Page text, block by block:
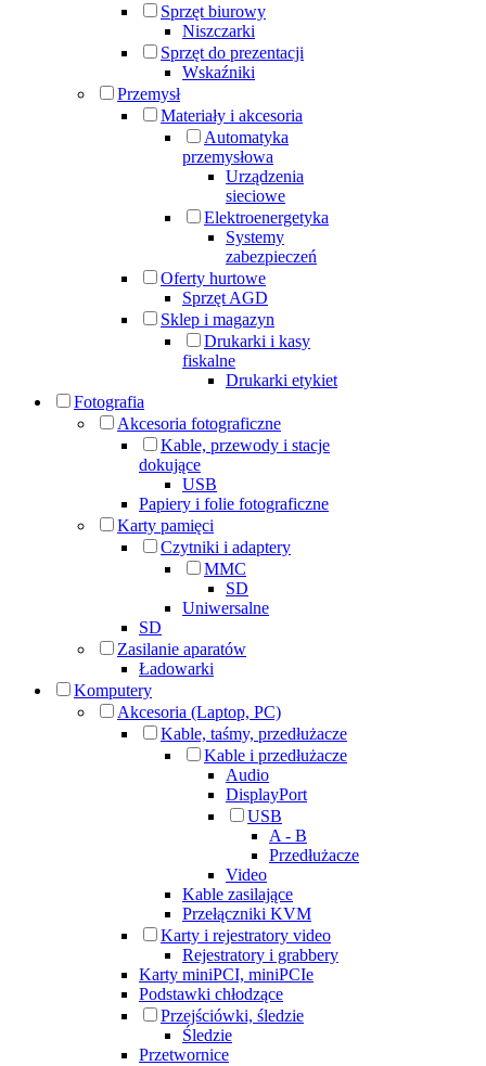
Sprzęt biurowy
Niszczarki
Sprzęt do prezentacji
Wskaźniki
Przemysł
Materiały i akcesoria
Automatyka
przemysłowa
Urządzenia
sieciowe
Elektroenergetyka
Systemy
zabezpieczeń
Oferty hurtowe
Sprzęt AGD
Sklep i magazyn
Drukarki i kasy
fiskalne
Drukarki etykiet
Fotografia
Akcesoria fotograficzne
Kable, przewody i stacje
dokujące
USB
Papiery i folie fotograficzne
Karty pamięci
Czytniki i adaptery
MMC
SD
Uniwersalne
SD
Zasilanie aparatów
Ładowarki
Komputery
Akcesoria (Laptop, PC)
Kable, taśmy, przedłużacze
Kable i przedłużacze
Audio
DisplayPort
USB
A - B
Przedłużacze
Video
Kable zasilające
Przełączniki KVM
Karty i rejestratory video
Rejestratory i grabbery
Karty miniPCI, miniPCIe
Podstawki chłodzące
Przejściówki, śledzie
Śledzie
Przetwornice